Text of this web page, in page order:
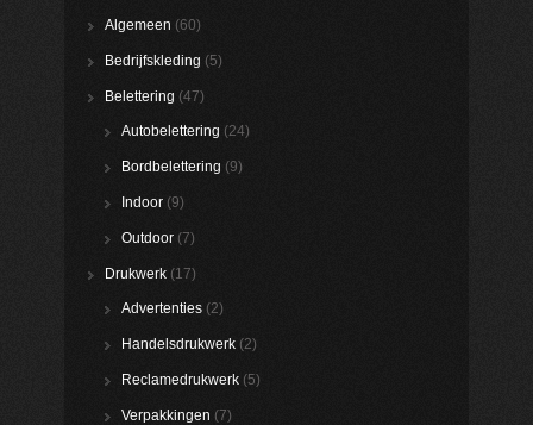
Algemeen (60)
Bedrijfskleding (5)
Belettering (47)
Autobelettering (24)
Bordbelettering (9)
Indoor (9)
Outdoor (7)
Drukwerk (17)
Advertenties (2)
Handelsdrukwerk (2)
Reclamedrukwerk (5)
Verpakkingen (7)